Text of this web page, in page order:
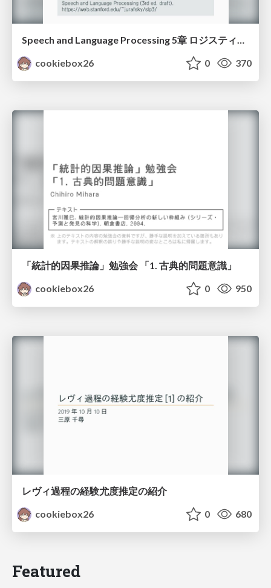
cookiebox26
0 370
「統計的因果推論」勉強会 「1. 古典的問題意識」
cookiebox26
0 950
レヴィ過程の経験尤度推定の紹介
cookiebox26
0 680
Featured